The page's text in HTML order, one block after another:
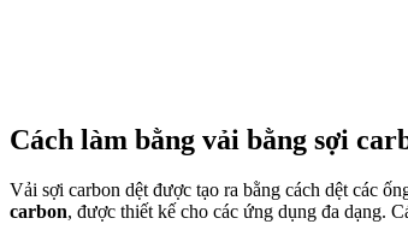
Cách làm bằng vải bằng sợi
Vải sợi carbon dệt được tạo ra bằng cách dệt các
carbon, được thiết kế cho các ứng dụng đa dạng.